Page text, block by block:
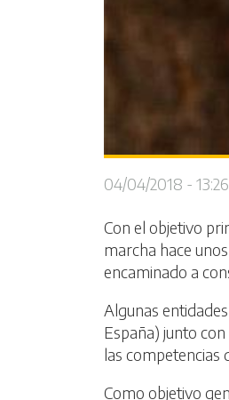
04/04/2018 - 13:26
Con el objetivo
marcha hace
encaminado a
Algunas
España) junto
las competencias
Como objetivo